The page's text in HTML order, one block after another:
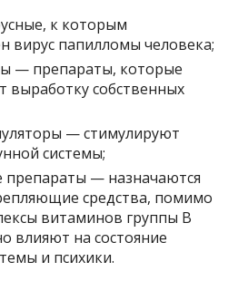
к которым
вирус папилломы человека;
— препараты, которые
выработку собственных
— стимулируют
системы;
— назначаются
средства, помимо
витаминов группы B
влияют на состояние
и психики.